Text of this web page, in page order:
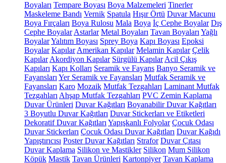
Boyaları Tempare Boyası Boya Malzemeleri Tinerler
Maskeleme Bandı Vernik Spatula Hışır Örtü Duvar Macunu
Boya Fırçaları Boya Rulosu Mala Boya İç Cephe Boyalar Dış
Cephe Boyalar Astarlar Metal Boyaları Tavan Boyaları Yağlı
BoyalarYalıtım Boyası Sprey Boya Kapı Boyası Epoksi
Boyalar Kapılar Amerikan Kapılar Melamin Kapılar Çelik
Kapılar Akordiyon Kapılar Sürgülü Kapılar Acil Çıkış
Kapıları Kapı Kolları Seramik ve Fayans Banyo Seramik ve
Fayansları Yer Seramik ve Fayansları Mutfak Seramik ve
Fayansları Karo Mozaik Mutfak Tezgahları Laminant Mutfak
Tezgahları Ahşap Mutfak Tezgahları PVC Zemin Kaplama
Duvar Ürünleri Duvar Kağıtları Boyanabilir Duvar Kağıtları
3 Boyutlu Duvar Kağıtları Duvar Stickerları ve Etiketleri
Dekoratif Duvar Kağıtları Yapışkanlı Folyolar Çocuk Odası
Duvar Stickerları Çocuk Odası Duvar Kağıtları Duvar Kağıdı
Yapıştırıcısı Poster Duvar Kağıtları Strafor Duvar Çıtası
Duvar Kaplama Silikon ve Mastikler Silikon Mum Silikon
Köpük Mastik Tavan Ürünleri Kartonpiyer Tavan Kaplama